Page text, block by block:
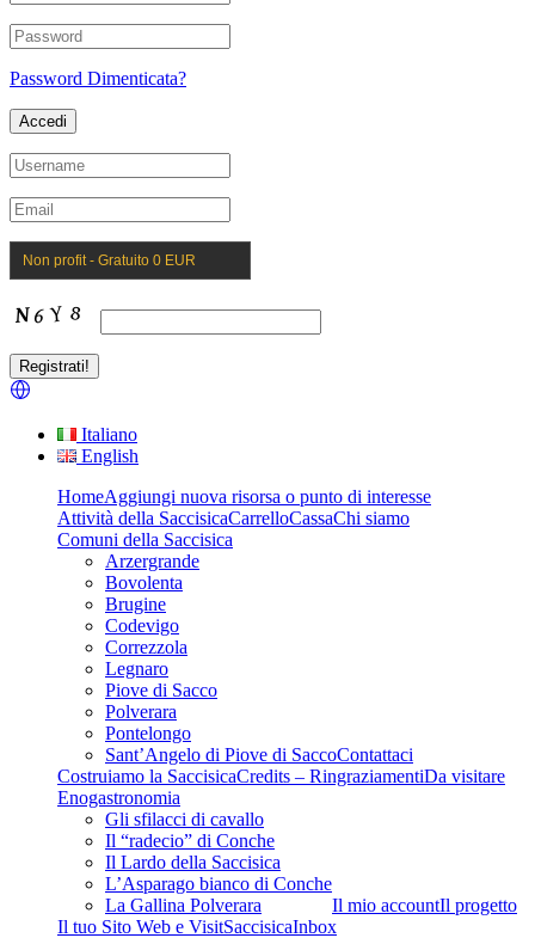
Password Dimenticata?
Non profit - Gratuito 0 EUR
Italiano
English
HomeAggiungi nuova risorsa o punto di interesse
Attività della SaccisicaCarrelloCassaChi siamo
Comuni della Saccisica
Arzergrande
Bovolenta
Brugine
Codevigo
Correzzola
Legnaro
Piove di Sacco
Polverara
Pontelongo
Sant’Angelo di Piove di SaccoContattaci
Costruiamo la SaccisicaCredits – RingraziamentiDa visitare
Enogastronomia
Gli sfilacci di cavallo
Il “radecio” di Conche
Il Lardo della Saccisica
L’Asparago bianco di Conche
La Gallina Polverara
Il mio accountIl progetto
Il tuo Sito Web e VisitSaccisicaInbox